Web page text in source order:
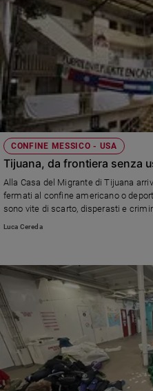
CONFINE MESSICO - USA
Tijuana, da frontiera senza
Alla Casa del Migrante di Tijuana
fermati al confine americano o
sono vite di scarto, disperasti e
talenti. Da scoprire insieme e da
Luca Cereda